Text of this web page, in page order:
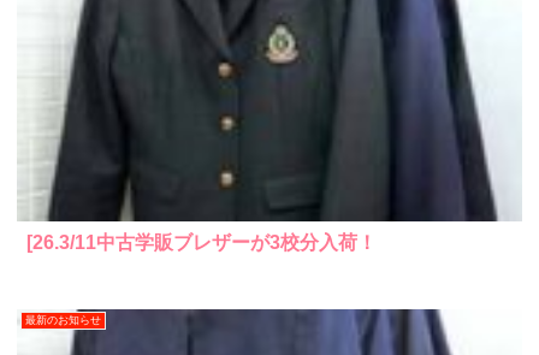
[26.3/11中古学販ブレザーが3校分入荷！
最新のお知らせ